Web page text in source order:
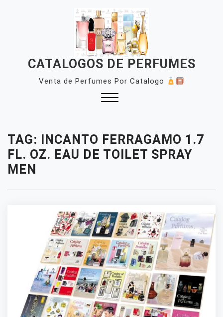
CATALOGOS DE PERFUMES
Venta de Perfumes Por Catalogo
TAG:
INCANTO FERRAGAMO 1.7
FL. OZ. EAU DE TOILET SPRAY
MEN